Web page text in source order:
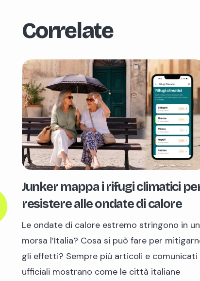
Correlate
Junker mappa i rifugi climatici
resistere alle ondate di calore
Le ondate di calore estremo stringono in
morsa l’Italia? Cosa si può fare per
gli effetti? Sempre più articoli e comunicati
ufficiali mostrano come le città italiane